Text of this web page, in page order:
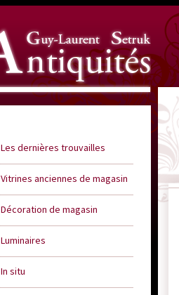
Les dernières trouvailles
Vitrines anciennes de magasin
Décoration de magasin
Luminaires
In situ